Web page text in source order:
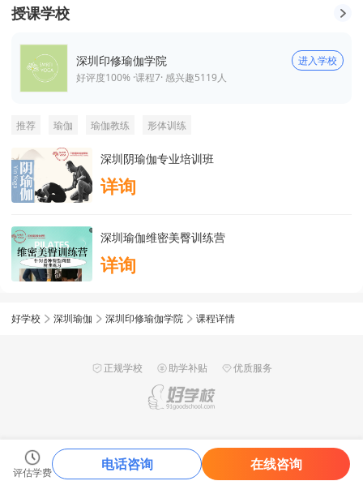
授课学校
深圳印修瑜伽学院
进入学校
好评度100% ·课程7· 感兴趣5119人
推荐 瑜伽 瑜伽教练 形体训练
深圳阴瑜伽专业培训班
详询
深圳瑜伽维密美臀训练营
详询
好学校 深圳瑜伽 深圳印修瑜伽学院 课程详情
正规学校 助学补贴 优质服务
评估学费 电话咨询 在线咨询